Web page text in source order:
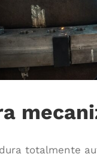
totalmente